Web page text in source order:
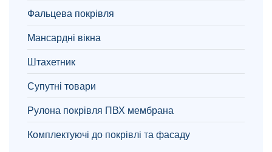
Фальцева покрівля
Мансардні вікна
Штахетник
Супутні товари
Рулона покрівля ПВХ мембрана
Комплектуючі до покрівлі та фасаду